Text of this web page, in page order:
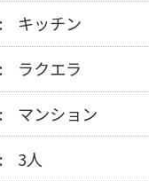
キッチン
ラクエラ
マンション
3人